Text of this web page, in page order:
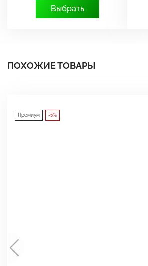
Выбрать
ПОХОЖИЕ ТОВАРЫ
Премиум -5%